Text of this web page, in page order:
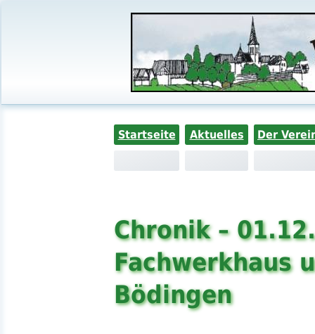
Startseite Aktuelles Der
Chronik –
Fachwerkhaus
Bödingen